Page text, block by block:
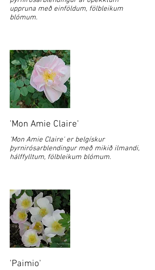
uppruna með einföldum, fölbleikum
blómum.
'Mon Amie Claire'
'Mon Amie Claire' er belgískur
þyrnirósarblendingur með mikið ilmandi,
hálffylltum, fölbleikum blómum.
'Paimio'